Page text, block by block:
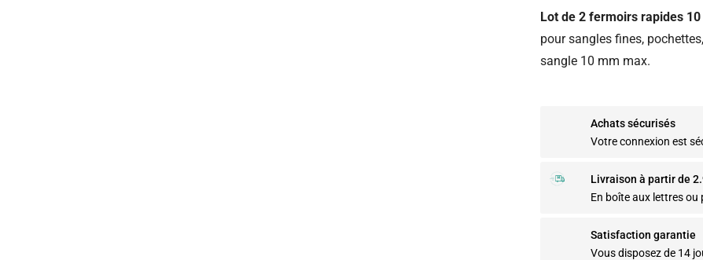
Lot de 2 fermoirs rapides
pour sangles fines,
sangle 10 mm max.
Achats sécurisés
Votre connexion est
Livraison à partir de
En boîte aux lettres ou
Satisfaction garantie
Vous disposez de 14